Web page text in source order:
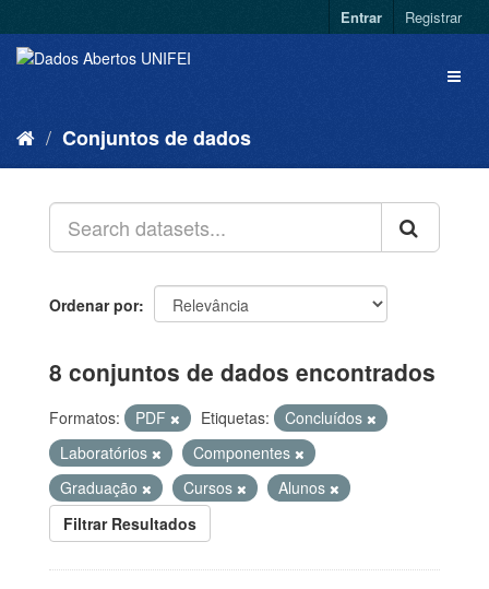
Entrar Registrar
Conjuntos de dados
Ordenar por
8 conjuntos de dados encontrados
Formatos: PDF Etiquetas:
Concluídos
Laboratórios
Componentes
Graduação
Cursos
Alunos
Filtrar Resultados